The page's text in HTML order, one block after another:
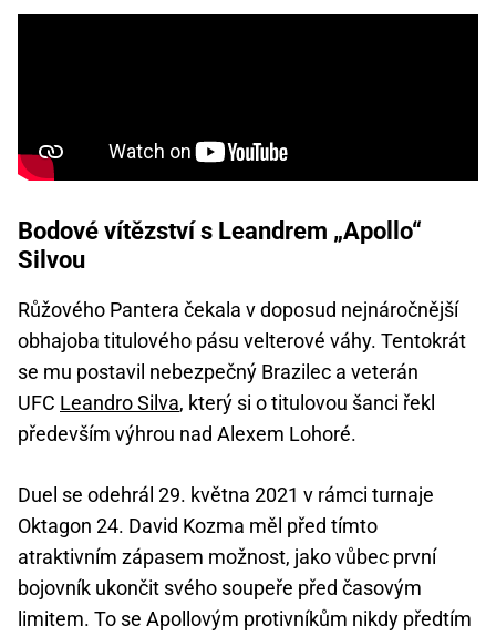
Bodové vítězství s Leandrem „Apollo“
Silvou
Růžového Pantera čekala v doposud nejnáročnější
obhajoba titulového pásu velterové váhy. Tentokrát
se mu postavil nebezpečný Brazilec a veterán
UFC Leandro Silva, který si o titulovou šanci řekl
především výhrou nad Alexem Lohoré.
Duel se odehrál 29. května 2021 v rámci turnaje
Oktagon 24. David Kozma měl před tímto
atraktivním zápasem možnost, jako vůbec první
bojovník ukončit svého soupeře před časovým
limitem. To se Apollovým protivníkům nikdy předtím